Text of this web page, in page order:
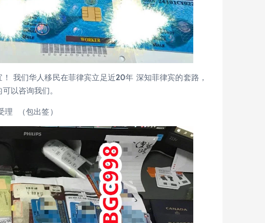
我们华人移民在菲律宾立足近20年 深知菲律宾的套路，
以咨询我们。
（包出签）